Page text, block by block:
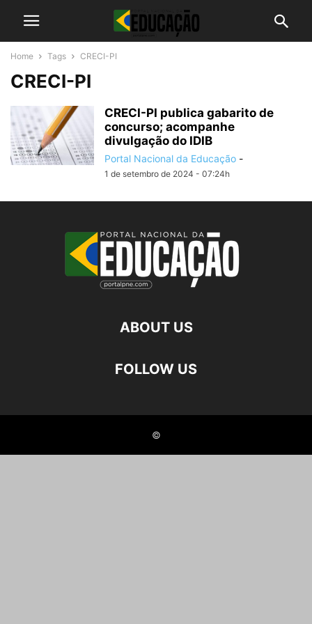
Home Tags CRECI-PI
CRECI-PI
CRECI-PI publica gabarito de
concurso; acompanhe
divulgação do IDIB
Portal Nacional da Educação -
1 de setembro de 2024 - 07:24h
ABOUT US
FOLLOW US
©